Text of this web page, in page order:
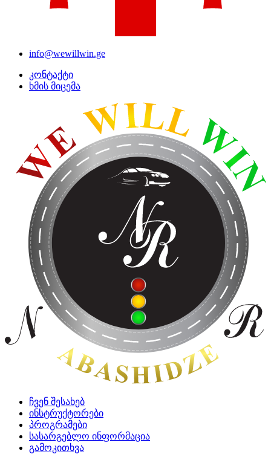
info@wewillwin.ge
კონტაქტი
ხმის მიცემა
ჩვენ შესახებ
ინსტრუქტორები
პროგრამები
სასარგებლო ინფორმაცია
გამოკითხვა